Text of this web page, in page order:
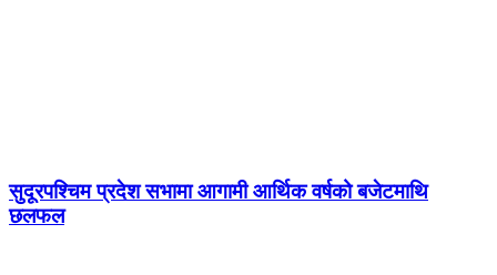
सुदूरपश्चिम प्रदेश सभामा आगामी आर्थिक वर्षको बजेटमाथि
छलफल